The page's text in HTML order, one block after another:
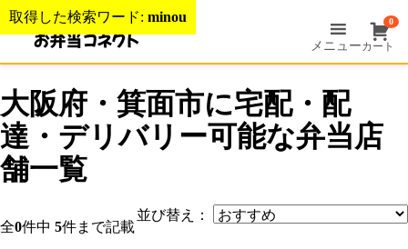
取得した検索ワード: minou
メニューカート
0
大阪府・箕面市に宅配・配
達・デリバリー可能な弁当店
舗一覧
全0件中 5件まで記載
並び替え：